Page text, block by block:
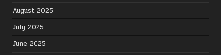
August 2025
July 2025
June 2025